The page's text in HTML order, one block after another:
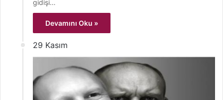
gidişi…
Devamını Oku »
29 Kasım